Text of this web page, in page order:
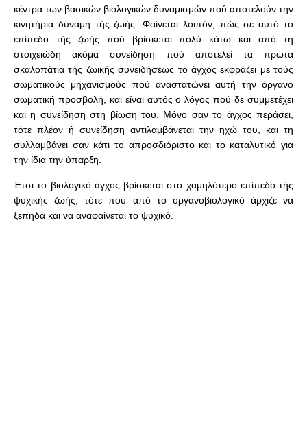
κέντρα των βασικών βιολογικών δυναμισμών πού αποτελούν την
κινητήρια δύναμη τής ζωής. Φαίνεται λοιπόν, πώς σε αυτό το
επίπεδο τής ζωής πού βρίσκεται πολύ κάτω και από τη
στοιχειώδη ακόμα συνείδηση πού αποτελεί τα πρώτα
σκαλοπάτια τής ζωικής συνειδήσεως το άγχος εκφράζει με τούς
σωματικούς μηχανισμούς πού αναστατώνει αυτή την όργανο
σωματική προσβολή, και είναι αυτός ο λόγος πού δε συμμετέχει
και η συνείδηση στη βίωση του. Μόνο σαν το άγχος περάσει,
τότε πλέον ή συνείδηση αντιλαμβάνεται την ηχώ του, και τη
συλλαμβάνει σαν κάτι το απροσδιόριστο και το καταλυτικό για
την ίδια την ύπαρξη.
Έτσι το βιολογικό άγχος βρίσκεται στο χαμηλότερο επίπεδο τής
ψυχικής ζωής, τότε πού από το οργανοβιολογικό άρχιζε να
ξεπηδά και να αναφαίνεται το ψυχικό.